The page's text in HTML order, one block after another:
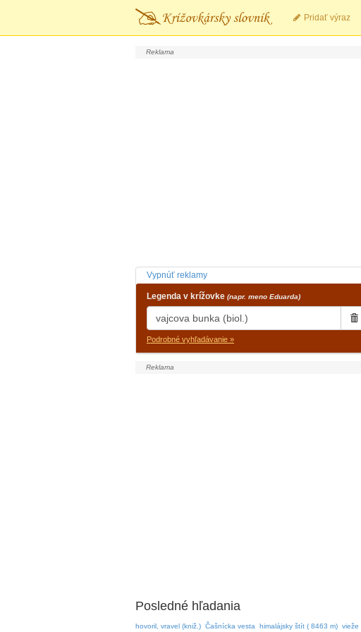
Pridať výraz
Vypnúť reklamy
Legenda v krížovke (napr. meno Eduarda)
Podrobné vyhľadávanie »
Posledné hľadania
hovoril, vravel (kniž.) Čašnícka vesta himalájsky štít ( 8463 m) vieže